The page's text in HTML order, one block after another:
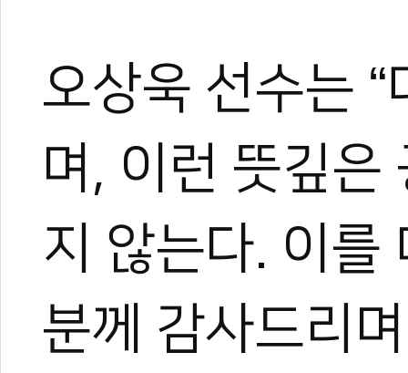
오상욱 선수는
며, 이런 뜻깊은
지 않는다. 이를
분께 감사드리